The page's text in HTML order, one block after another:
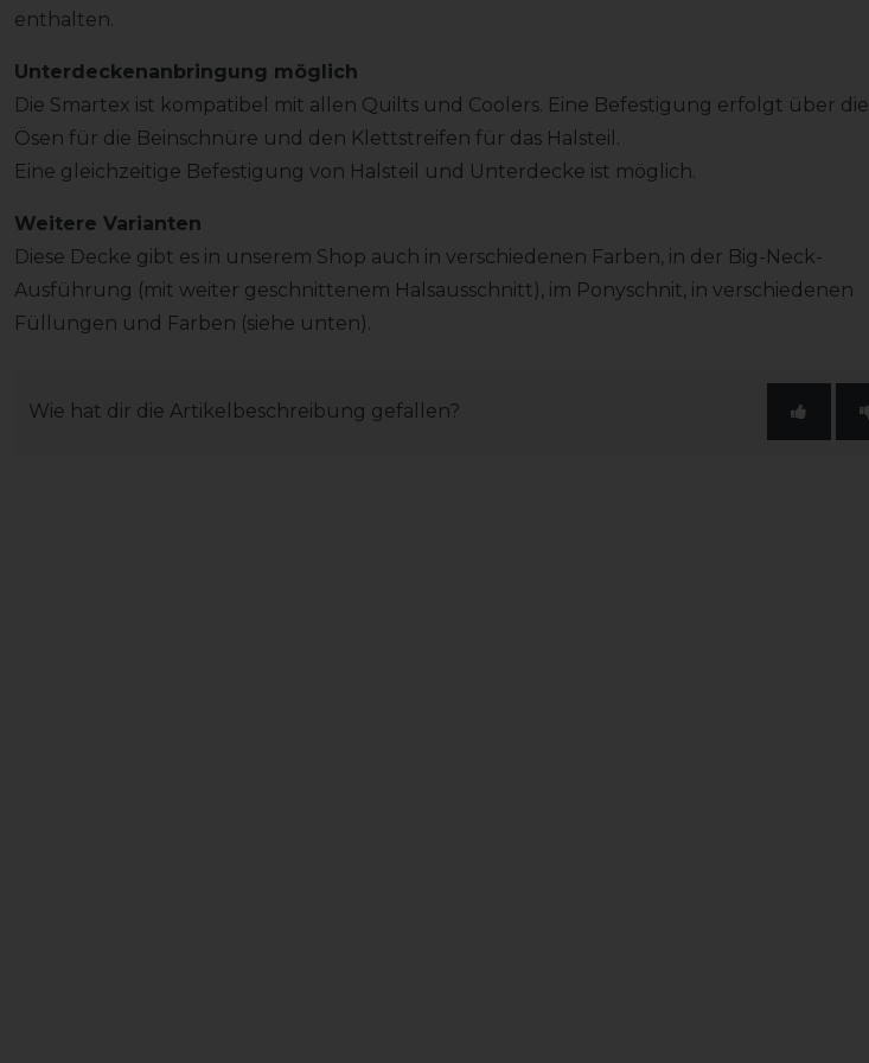
enthalten.
Unterdeckenanbringung möglich
Die Smartex ist kompatibel mit allen Quilts und Coolers. Eine Befestigung erfolgt über die
Ösen für die Beinschnüre und den Klettstreifen für das Halsteil.
Eine gleichzeitige Befestigung von Halsteil und Unterdecke ist möglich.
Weitere Varianten
Diese Decke gibt es in unserem Shop auch in verschiedenen Farben, in der Big-Neck-
Ausführung (mit weiter geschnittenem Halsausschnitt), im Ponyschnit, in verschiedenen
Füllungen und Farben (siehe unten).
Wie hat dir die Artikelbeschreibung gefallen?